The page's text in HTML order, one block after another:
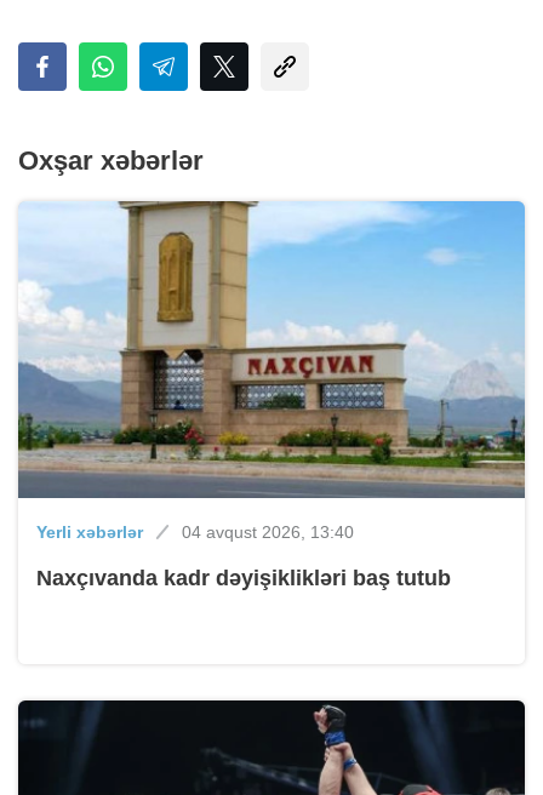
Oxşar xəbərlər
Yerli xəbərlər 04 avqust 2026, 13:40
Naxçıvanda kadr dəyişiklikləri baş tutub